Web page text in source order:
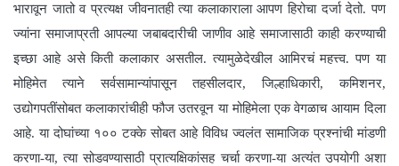
भारावून जातो व प्रत्यक्ष जीवनातही त्या कलाकाराला आपण हिरोचा दर्जा देतो. पण
ज्यांना समाजाप्रती आपल्या जबाबदारीची जाणीव आहे समाजासाठी काही करण्याची
इच्छा आहे असे किती कलाकार असतील. त्यामुळेदेखील आमिरचं महत्त्व. पण या
मोहिमेत त्याने सर्वसामान्यांपासून तहसीलदार, जिल्हाधिकारी, कमिशनर,
उद्योगपतींसोबत कलाकारांचीही फौज उतरवून या मोहिमेला एक वेगळाच आयाम दिला
आहे. या दोघांच्या १०० टक्के सोबत आहे विविध ज्वलंत सामाजिक प्रश्नांची मांडणी
करणा-या, त्या सोडवण्यासाठी प्रात्यक्षिकांसह चर्चा करणा-या अत्यंत उपयोगी अशा